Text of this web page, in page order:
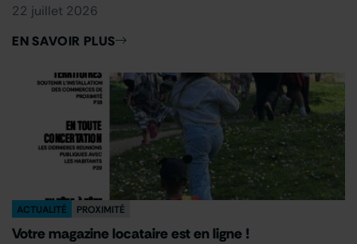
22 juillet 2026
EN SAVOIR PLUS
ACTUALITÉ PROXIMITÉ
Votre magazine locataire est en ligne !